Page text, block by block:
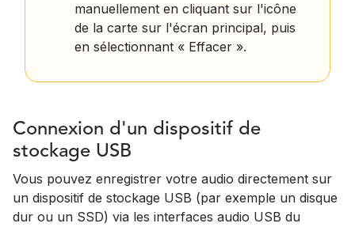
manuellement en cliquant sur l'icône
de la carte sur l'écran principal, puis
en sélectionnant « Effacer ».
Connexion d'un dispositif de
stockage USB
Vous pouvez enregistrer votre audio directement sur
un dispositif de stockage USB (par exemple un disque
dur ou un SSD) via les interfaces audio USB du